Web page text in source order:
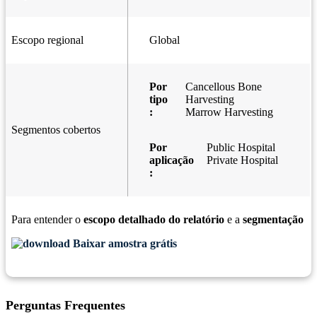
Escopo regional Global
Segmentos cobertos
Por
tipo
:
Cancellous Bone
Harvesting
Marrow Harvesting
Por
aplicação
:
Public Hospital
Private Hospital
Para entender o escopo detalhado do relatório e a segmentação
Baixar amostra grátis
Perguntas Frequentes